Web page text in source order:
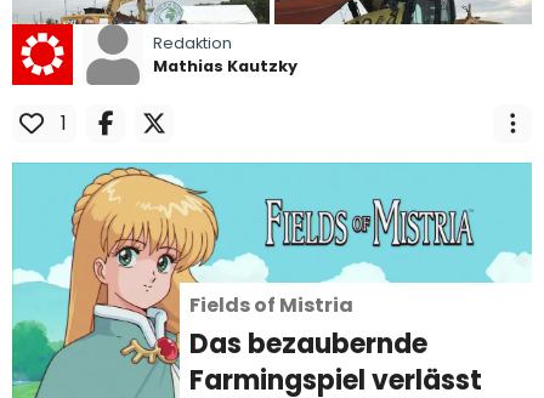
Redaktion
Mathias Kautzky
1
Fields of Mistria
Das bezaubernde
Farmingspiel verlässt